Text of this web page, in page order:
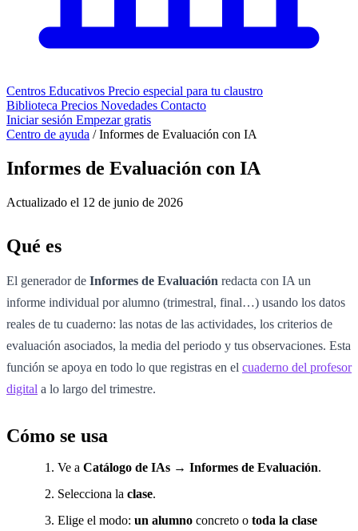
Centros Educativos Precio especial para tu claustro
Biblioteca Precios Novedades Contacto
Iniciar sesión Empezar gratis
Centro de ayuda /Informes de Evaluación con IA
Informes de Evaluación con IA
Actualizado el 12 de junio de 2026
Qué es
El generador de Informes de Evaluación redacta con IA un
informe individual por alumno (trimestral, final…) usando los datos
reales de tu cuaderno: las notas de las actividades, los criterios de
evaluación asociados, la media del periodo y tus observaciones. Esta
función se apoya en todo lo que registras en el cuaderno del profesor
digital a lo largo del trimestre.
Cómo se usa
Ve a Catálogo de IAs → Informes de Evaluación.
Selecciona la clase.
Elige el modo: un alumno concreto o toda la clase